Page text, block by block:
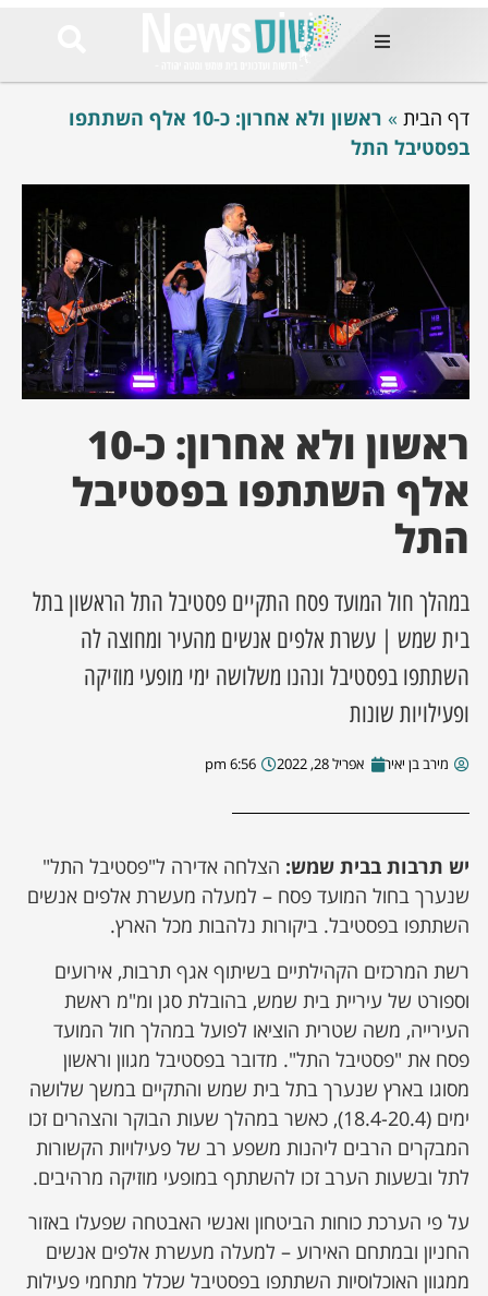
החמות
בימים
באזור
odio
mauris, wisi
tortor
feugiat
ultricies
Congue
luctus, quam
מסע מלחמה
השבוע
מקומית
עסקים
דף הבית »
ראשון ולא אחרון: כ-10 אלף השתתפו
בפסטיבל התל
ראשון ולא אחרון: כ-10
אלף השתתפו בפסטיבל
התל
במהלך חול המועד פסח התקיים פסטיבל התל הראשון בתל
בית שמש | עשרת אלפים אנשים מהעיר ומחוצה לה
השתתפו בפסטיבל ונהנו משלושה ימי מופעי מוזיקה
ופעילויות שונות
מירב בן יאיר אפריל 28, 2022 6:56 pm
יש תרבות בבית שמש: הצלחה אדירה ל"פסטיבל התל"
שנערך בחול המועד פסח – למעלה מעשרת אלפים אנשים
השתתפו בפסטיבל. ביקורות נלהבות מכל הארץ.
רשת המרכזים הקהילתיים בשיתוף אגף תרבות, אירועים
וספורט של עיריית בית שמש, בהובלת סגן ומ"מ ראשת
העירייה, משה שטרית הוציאו לפועל במהלך חול המועד
פסח את "פסטיבל התל". מדובר בפסטיבל מגוון וראשון
מסוגו בארץ שנערך בתל בית שמש והתקיים במשך שלושה
ימים (18.4-20.4), כאשר במהלך שעות הבוקר והצהרים זכו
המבקרים הרבים ליהנות משפע רב של פעילויות הקשורות
לתל ובשעות הערב זכו להשתתף במופעי מוזיקה מרהיבים.
על פי הערכת כוחות הביטחון ואנשי האבטחה שפעלו באזור
החניון ובמתחם האירוע – למעלה מעשרת אלפים אנשים
ממגוון האוכלוסיות השתתפו בפסטיבל שכלל מתחמי פעילות